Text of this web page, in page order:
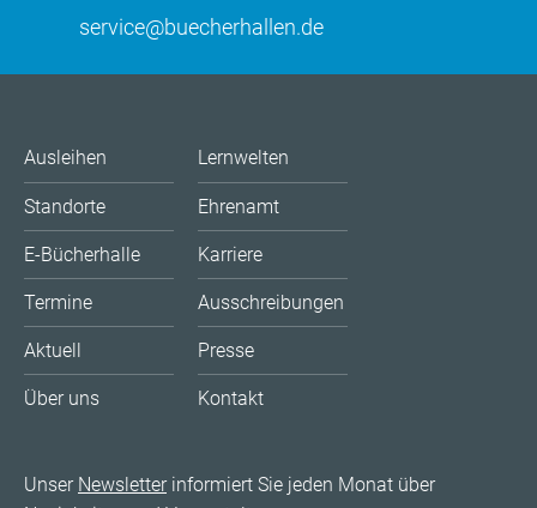
service@buecherhallen.de
Ausleihen
Standorte
E-Bücherhalle
Termine
Aktuell
Über uns
Lernwelten
Ehrenamt
Karriere
Ausschreibungen
Presse
Kontakt
Unser Newsletterinformiert Sie jeden Monat über